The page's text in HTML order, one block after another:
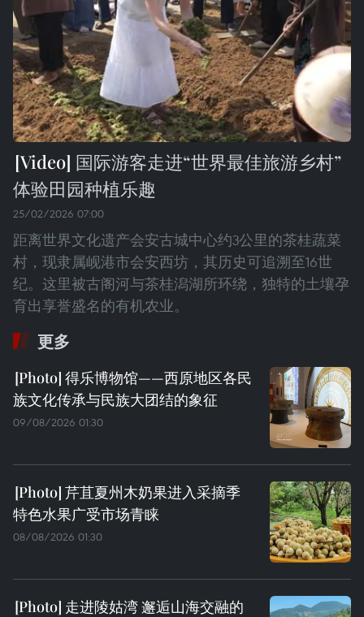
国际游客走进“世界最佳旅游乡村”
体验田园种植乐趣
25/02/2026 07:00
距离世界文化遗产会安古城中心约3公里的茶桂蔬菜
村，现隶属岘港市会安西坊，其历史可追溯至16世
纪。这里被古阁河与茶桂潟湖所环绕，独特的土壤孕
育出享誉盛名的有机农业。
更多
得乐博物馆——西原地区各民
族文化传承与民族大团结的象征
09/08/2026 01:30
芹苴夏州木奶果进入采摘季
特色水果广受市场青睐
08/08/2026 01:30
走进陵姑湾 邂逅山海交融的